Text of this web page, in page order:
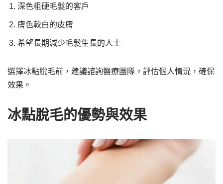
深色粗硬毛髮的客戶
膚色較白的皮膚
希望長期減少毛髮生長的人士
選擇冰點脫毛前，建議諮詢醫療團隊。評估個人情況，確保
效果。
冰點脫毛的優勢與效果